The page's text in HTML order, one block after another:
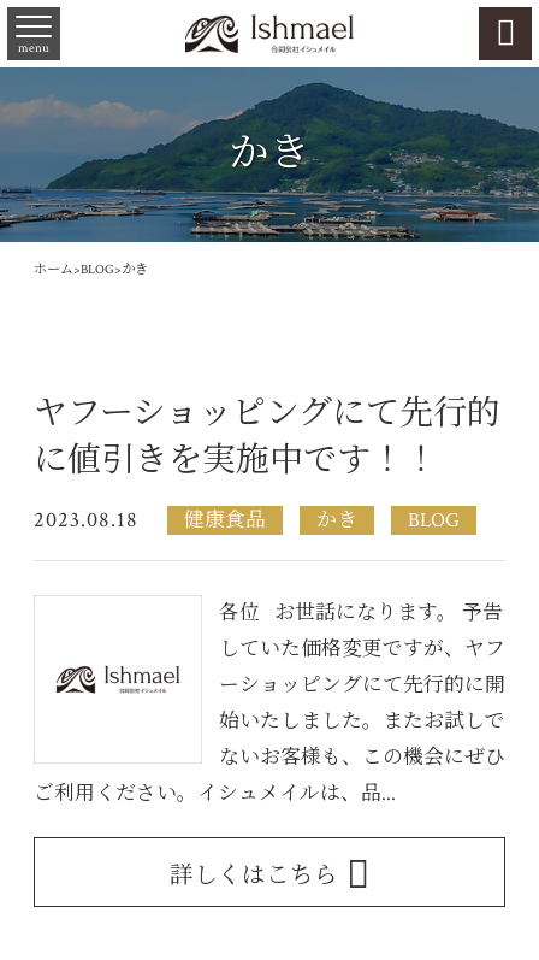
menu 
かき
ホーム>BLOG>かき
ヤフーショッピングにて先行的
に値引きを実施中です！！
2023.08.18 健康食品 かき BLOG
各位 お世話になります。 予告
していた価格変更ですが、ヤフ
ーショッピングにて先行的に開
始いたしました。またお試しで
ないお客様も、この機会にぜひ
ご利用ください。イシュメイルは、品...
詳しくはこちら